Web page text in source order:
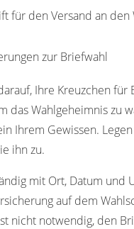
für den Versand an den
zur Briefwahl
Ihre Kreuzchen für
Wahlgeheimnis zu
Ihrem Gewissen.
ihn zu.
mit Ort, Datum und
auf dem
nicht notwendig, den